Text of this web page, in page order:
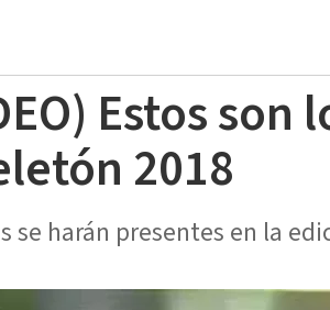
Estos
2018
se harán presentes en la